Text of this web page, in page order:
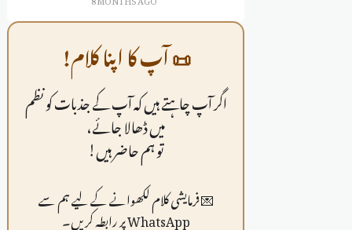
📜 آپ کا اپنا کلام!
اگر آپ چاہتے ہیں کہ آپ کے جذبات کو نظم
میں ڈھالا جائے،
تو ہم حاضر ہیں!
💌 فرمايشی کلام لکھوانے کے لیے ہم سے
WhatsApp پر رابطہ کریں۔